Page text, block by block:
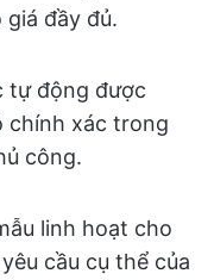
giá đầy đủ.
tự động được
chính xác trong
công.
linh hoạt cho
cầu cụ thể của